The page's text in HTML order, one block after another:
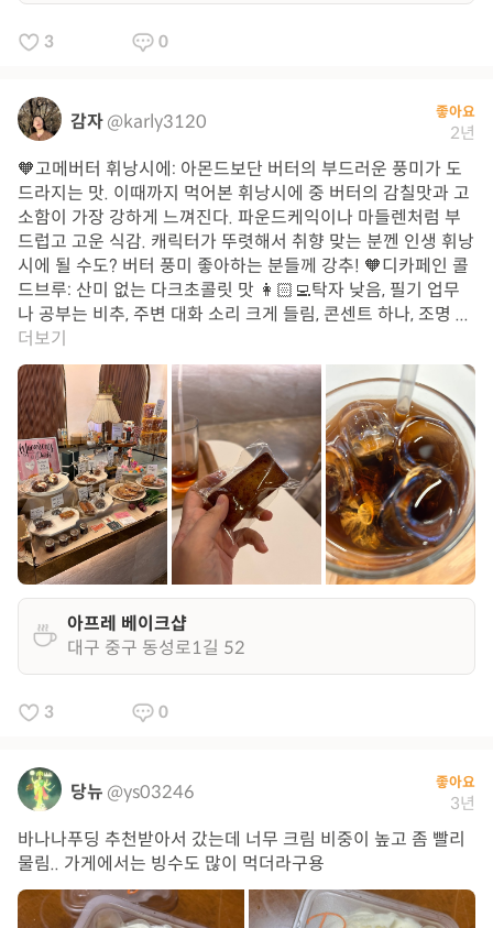
3 0
감자@karly3120 좋아요
2년
🧡고메버터 휘낭시에: 아몬드보단 버터의 부드러운 풍미가 도
드라지는 맛. 이때까지 먹어본 휘낭시에 중 버터의 감칠맛과 고
소함이 가장 강하게 느껴진다. 파운드케익이나 마들렌처럼 부
드럽고 고운 식감. 캐릭터가 뚜렷해서 취향 맞는 분껜 인생 휘낭
시에 될 수도? 버터 풍미 좋아하는 분들께 강추! 🧡디카페인 콜
드브루: 산미 없는 다크초콜릿 맛 👩🏻‍💻탁자 낮음, 필기 업무
나 공부는 비추, 주변 대화 소리 크게 들림, 콘센트 하나, 조명 ...
더보기
아프레 베이크샵
대구 중구 동성로1길 52
3 0
당뉴 @ys03246 좋아요
3년
바나나푸딩 추천받아서 갔는데 너무 크림 비중이 높고 좀 빨리
물림.. 가게에서는 빙수도 많이 먹더라구용